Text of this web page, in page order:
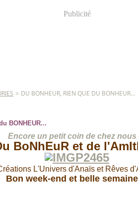
Publicité
> DU BONHEUR, RIEN QUE DU BONHEUR...
BONHEUR...
Encore un petit coin de chez nous
BoNhEuR et de
L'Univers d'Anaïs et Rêves
Bon week-end et belle